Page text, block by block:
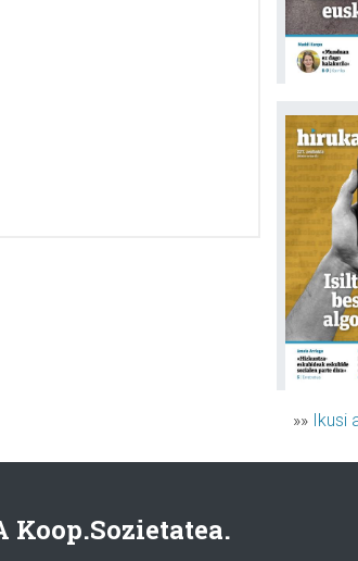
»» Ikusi
Koop.Sozietatea.